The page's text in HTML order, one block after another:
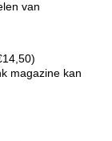
van
magazine kan